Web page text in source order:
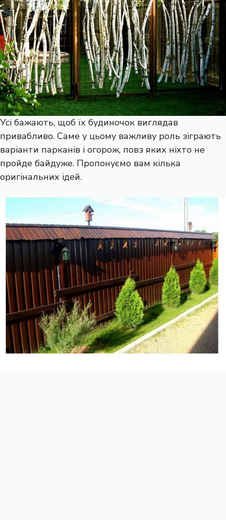
Усі бажають, щоб їх будиночок виглядав
привабливо. Саме у цьому важливу роль зіграють
варіанти парканів і огорож, повз яких ніхто не
пройде байдуже. Пропонуємо вам кілька
оригінальних ідей.